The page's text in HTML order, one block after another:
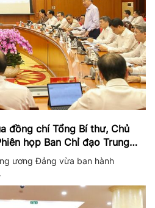
đồng chí Tổng Bí thư, Chủ
họp Ban Chỉ đạo Trung
57
ương Đảng vừa ban hành